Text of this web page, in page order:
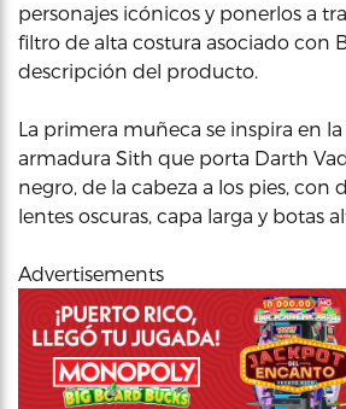
personajes icónicos y ponerlos a
filtro de alta costura asociado con
descripción del producto.
La primera muñeca se inspira en
armadura Sith que porta Darth
negro, de la cabeza a los pies, con
lentes oscuras, capa larga y botas
Advertisements